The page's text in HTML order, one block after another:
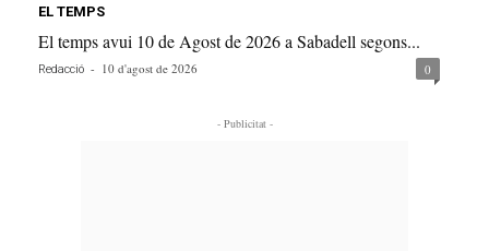
EL TEMPS
El temps avui 10 de Agost de 2026 a Sabadell segons...
Redacció - 10 d'agost de 2026 0
- Publicitat -